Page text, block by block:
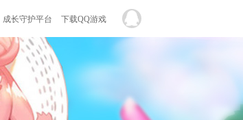
成长守护平台 下载QQ游戏